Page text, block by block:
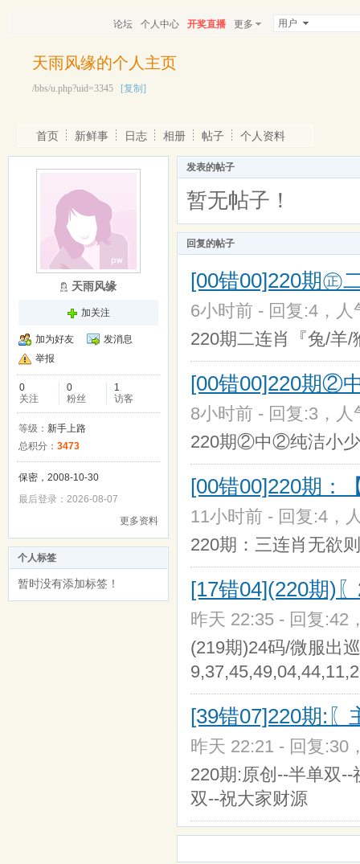
论坛 个人中心 开奖直播 更多 用户
天雨风缘的个人主页
/bbs/u.php?uid=3345 [复制]
首页 新鲜事 日志 相册 帖子 个人资料
天雨风缘
加关注
加为好友
发消息
举报
0
关注
0
粉丝
1
访客
等级： 新手上路
总积分： 3473
保密，2008-10-30
最后登录：2026-08-07
更多资料
个人标签
暂时没有添加标签！
发表的帖子
暂无帖子！
回复的帖子
[00错00]220期㊣
6小时前 - 回复:4，
220期二连肖『兔/羊/
[00错00]220期②
8小时前 - 回复:3，
220期②中②纯洁小
[00错00]220期：
11小时前 - 回复:4，
220期：三连肖无欲
[17错04](220期)
昨天 22:35 - 回复:42
(219期)24码/微服出
[39错07]220期:〖
昨天 22:21 - 回复:30
220期:原创--半单双
双--祝大家财源